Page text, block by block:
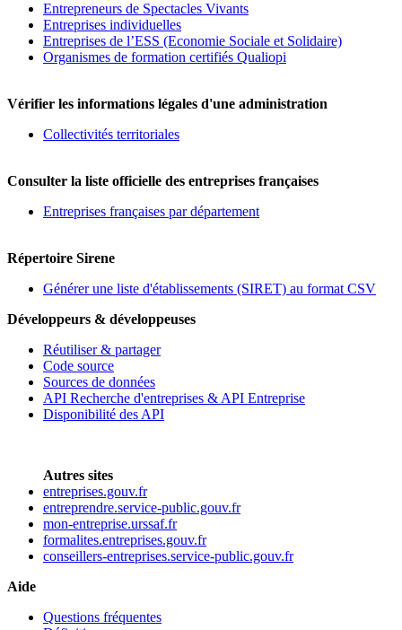
Entrepreneurs de Spectacles Vivants
Entreprises individuelles
Entreprises de l’ESS (Economie Sociale et Solidaire)
Organismes de formation certifiés Qualiopi
Vérifier les informations légales d'une administration
Collectivités territoriales
Consulter la liste officielle des entreprises françaises
Entreprises françaises par département
Répertoire Sirene
Générer une liste d'établissements (SIRET) au format CSV
Développeurs & développeuses
Réutiliser & partager
Code source
Sources de données
API Recherche d'entreprises & API Entreprise
Disponibilité des API
Autres sites
entreprises.gouv.fr
entreprendre.service-public.gouv.fr
mon-entreprise.urssaf.fr
formalites.entreprises.gouv.fr
conseillers-entreprises.service-public.gouv.fr
Aide
Questions fréquentes